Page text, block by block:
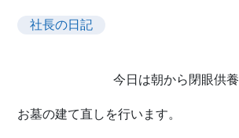
社長の日記
今日は朝から閉眼供養
お墓の建て直しを行います。